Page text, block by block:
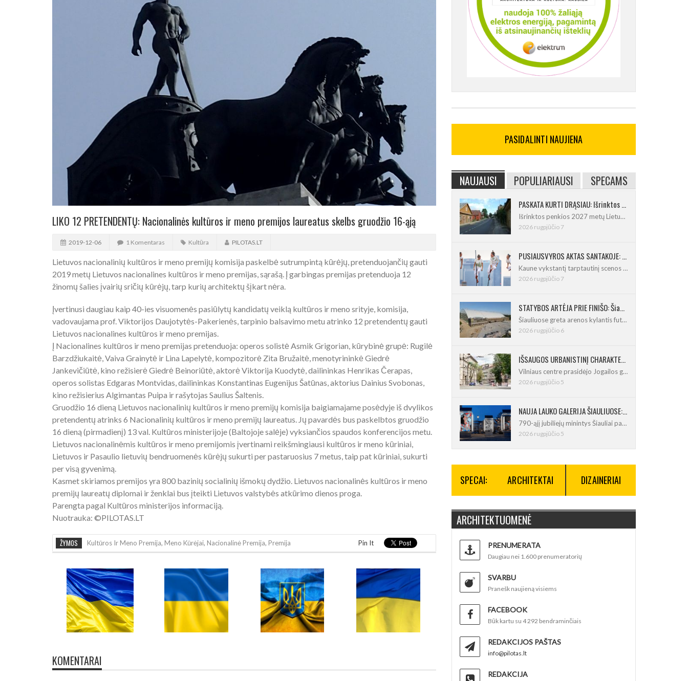
LIKO 12 PRETENDENTŲ: Nacionalinės kultūros ir meno premijos laureatus skelbs gruodžio 16-ąją
2019-12-06 1 Komentaras Kultūra PILOTAS.LT
Lietuvos nacionalinių kultūros ir meno premijų komisija paskelbė sutrumpintą kūrėjų, pretenduojančių gauti
2019 metų Lietuvos nacionalines kultūros ir meno premijas, sąrašą. Į garbingas premijas pretenduoja 12
žinomų šalies įvairių sričių kūrėjų, tarp kurių architektų šįkart nėra.
Įvertinusi daugiau kaip 40-ies visuomenės pasiūlytų kandidatų veiklą kultūros ir meno srityje, komisija,
vadovaujama prof. Viktorijos Daujotytės-Pakerienės, tarpinio balsavimo metu atrinko 12 pretendentų gauti
Lietuvos nacionalines kultūros ir meno premijas.
Į Nacionalines kultūros ir meno premijas pretenduoja: operos solistė Asmik Grigorian, kūrybinė grupė: Rugilė
Barzdžiukaitė, Vaiva Grainytė ir Lina Lapelytė, kompozitorė Zita Bružaitė, menotyrininkė Giedrė
Jankevičiūtė, kino režisierė Giedrė Beinoriūtė, aktorė Viktorija Kuodytė, dailininkas Henrikas Čerapas,
operos solistas Edgaras Montvidas, dailininkas Konstantinas Eugenijus Šatūnas, aktorius Dainius Svobonas,
kino režisierius Algimantas Puipa ir rašytojas Saulius Šaltenis.
Gruodžio 16 dieną Lietuvos nacionalinių kultūros ir meno premijų komisija baigiamajame posėdyje iš dvylikos
pretendentų atrinks 6 Nacionalinių kultūros ir meno premijų laureatus. Jų pavardės bus paskelbtos gruodžio
16 dieną (pirmadienį) 13 val. Kultūros ministerijoje (Baltojoje salėje) vyksiančios spaudos konferencijos metu.
Lietuvos nacionalinėmis kultūros ir meno premijomis įvertinami reikšmingiausi kultūros ir meno kūriniai,
Lietuvos ir Pasaulio lietuvių bendruomenės kūrėjų sukurti per pastaruosius 7 metus, taip pat kūriniai, sukurti
per visą gyvenimą.
Kasmet skiriamos premijos yra 800 bazinių socialinių išmokų dydžio. Lietuvos nacionalinės kultūros ir meno
premijų laureatų diplomai ir ženklai bus įteikti Lietuvos valstybės atkūrimo dienos proga.
Parengta pagal Kultūros ministerijos informaciją.
Nuotrauka: ©PILOTAS.LT
ŽYMOS Kultūros Ir Meno Premija, Meno Kūrėjai, Nacionalinė Premija, Premija Pin It
KOMENTARAI
PASIDALINTI NAUJIENA
NAUJAUSI POPULIARIAUSI SPECAMS
PASKATA KURTI DRĄSIAU: Išrinktos 2027-ųjų Lietuvos mažosios kultūros sostinės
Išrinktos penkios 2027 metų Lietuvos
2026 rugpjūčio 7
PUSIAUSVYROS AKTAS SANTAKOJE: „ConTempo 2026“ uždarys sudėtingas pasirodymas 8 m aukštyje
Kaune vykstantį tarptautinį scenos menų
2026 rugpjūčio 7
STATYBOS ARTĖJA PRIE FINIŠO: Šiaulių futbolo ir regbio maniežas įgavo kontūrus
Šiauliuose greta arenos kylantis futbolo
2026 rugpjūčio 6
IŠSAUGOS URBANISTINĮ CHARAKTERĮ: Vilniuje pradėtas Jogailos gatvės remontas
Vilniaus centre prasidėjo Jogailos gatvės
2026 rugpjūčio 5
NAUJA LAUKO GALERIJA ŠIAULIUOSE: Pirmoje ekspozicijoje – Eduardo Juchnevičiaus kūryba
790-ąjį jubiliejų minintys Šiauliai pasipildo
2026 rugpjūčio 5
SPECAI: ARCHITEKTAI DIZAINERIAI
ARCHITEKTUOMENĖ
PRENUMERATA
Daugiau nei 1.600 prenumeratorių
SVARBU
Pranešk naujieną visiems
FACEBOOK
Būk kartu su 4 292 bendraminčiais
REDAKCIJOS PAŠTAS
info@pilotas.lt
REDAKCIJA